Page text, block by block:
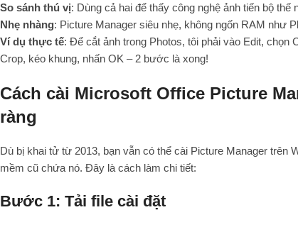
So sánh thú vị: Dùng cả hai để thấy công nghệ ảnh tiến bộ
Nhẹ nhàng: Picture Manager siêu nhẹ, không ngốn RAM như
Ví dụ thực tế: Để cắt ảnh trong Photos, tôi phải vào Edit,
Crop, kéo khung, nhấn OK – 2 bước là xong!
Cách cài Microsoft Office Picture
ràng
Dù bị khai tử từ 2013, bạn vẫn có thể cài Picture Manager trên
mềm cũ chứa nó. Đây là cách làm chi tiết:
Bước 1: Tải file cài đặt